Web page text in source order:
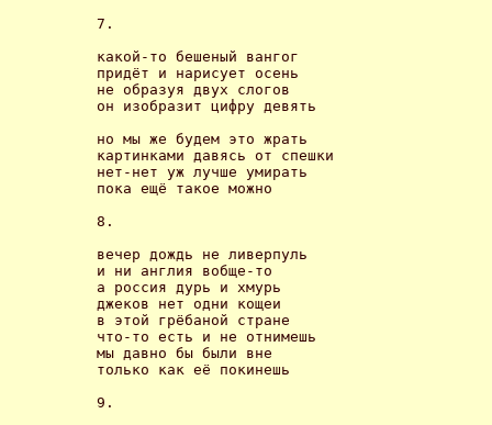
7.
какой-то бешеный вангог
придёт и нарисует осень
не образуя двух слогов
он изобразит цифру девять
но мы же будем это жрать
картинками давясь от спешки
нет-нет уж лучше умирать
пока ещё такое можно
8.
вечер дождь не ливерпуль
и ни англия вобще-то
а россия дурь и хмурь
джеков нет одни кощеи
в этой грёбаной стране
что-то есть и не отнимешь
мы давно бы были вне
только как её покинешь
9.